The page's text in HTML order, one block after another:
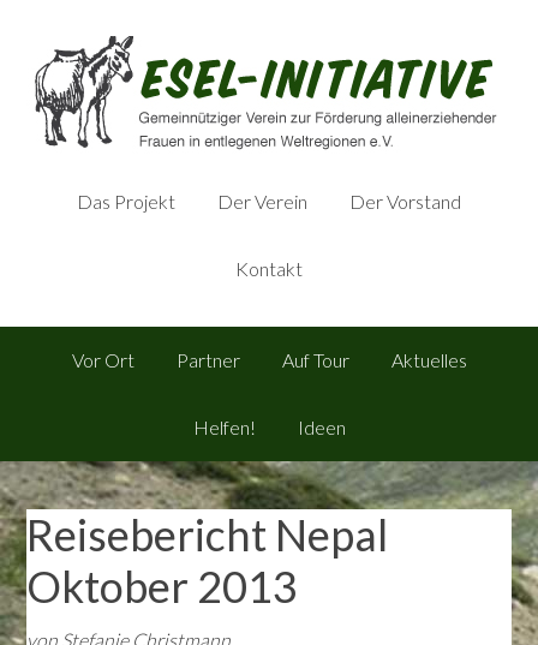
Das Projekt Der Verein Der Vorstand
Kontakt
Vor Ort Partner Auf Tour Aktuelles
Helfen! Ideen
Reisebericht Nepal
Oktober 2013
von Stefanie Christmann